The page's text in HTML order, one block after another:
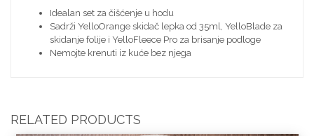
Idealan set za čišćenje u hodu
Sadrži YelloOrange skidač lepka od 35ml, YelloBlade za
skidanje folije i YelloFleece Pro za brisanje podloge
Nemojte krenuti iz kuće bez njega
RELATED PRODUCTS